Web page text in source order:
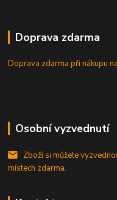
Doprava zdarma
Doprava zdarma při nákupu
Osobní vyzvednutí
Zboží si můžete
místech zdarma.